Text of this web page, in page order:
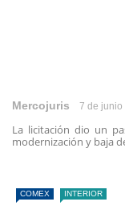
Mercojuris 7 de junio
La licitación dio un
modernización y baja
COMEX INTERIOR